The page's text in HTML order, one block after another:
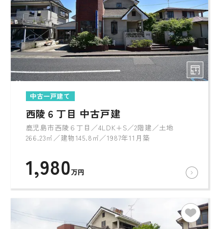
中古一戸建て
西陵６丁目 中古戸建
鹿児島市西陵６丁目／4LDK+S／2階建／土地
266.23㎡／建物145.8㎡／1987年11月築
1,980万円